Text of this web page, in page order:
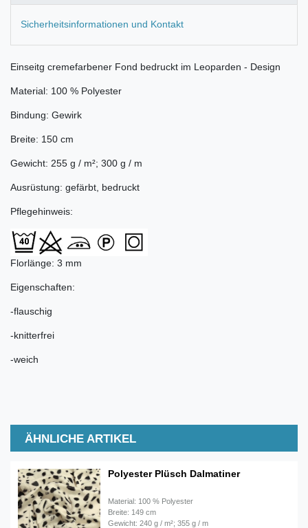
Sicherheitsinformationen und Kontakt
Einseitg cremefarbener Fond bedruckt im Leoparden - Design
Material: 100 % Polyester
Bindung: Gewirk
Breite: 150 cm
Gewicht: 255 g / m²; 300 g / m
Ausrüstung: gefärbt, bedruckt
Pflegehinweis:
Florlänge: 3 mm
Eigenschaften:
-flauschig
-knitterfrei
-weich
ÄHNLICHE ARTIKEL
Polyester Plüsch Dalmatiner
Material: 100 % Polyester
Breite: 149 cm
Gewicht: 240 g / m²; 355 g / m